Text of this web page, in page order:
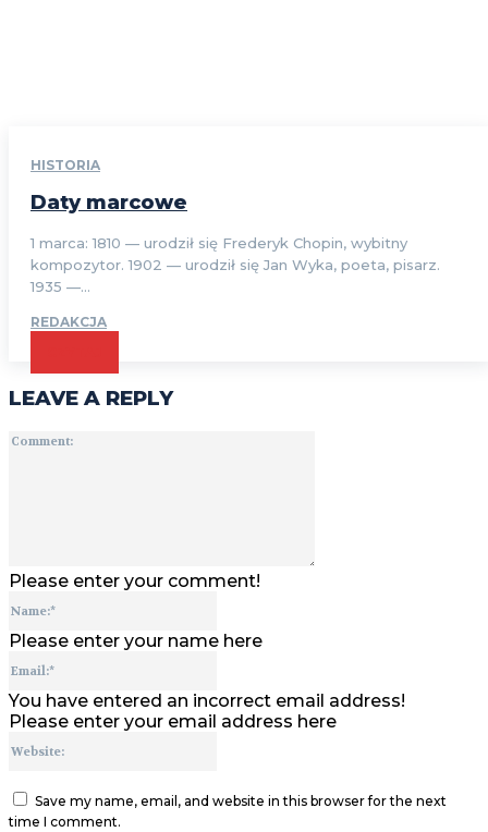
HISTORIA
Daty marcowe
1 marca: 1810 — urodził się Frederyk Chopin, wybitny
kompozytor. 1902 — urodził się Jan Wyka, poeta, pisarz.
1935 —...
REDAKCJA
LEAVE A REPLY
Please enter your comment!
Please enter your name here
You have entered an incorrect email address!
Please enter your email address here
Save my name, email, and website in this browser for the next
time I comment.